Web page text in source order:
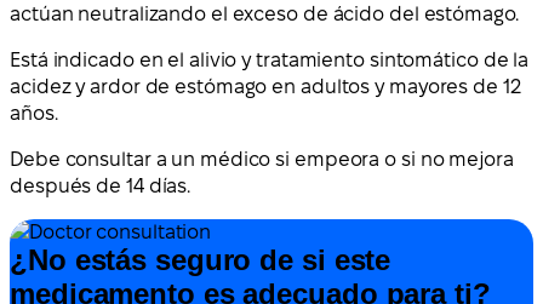
actúan neutralizando el exceso de ácido del estómago.
Está indicado en el alivio y tratamiento sintomático de la
acidez y ardor de estómago en adultos y mayores de 12
años.
Debe consultar a un médico si empeora o si no mejora
después de 14 días.
¿No estás seguro de si este
medicamento es adecuado para ti?